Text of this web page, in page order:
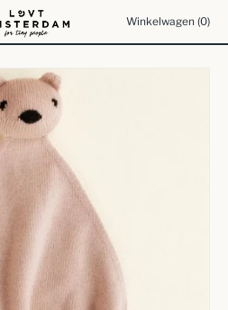
Winkelwagen (0)